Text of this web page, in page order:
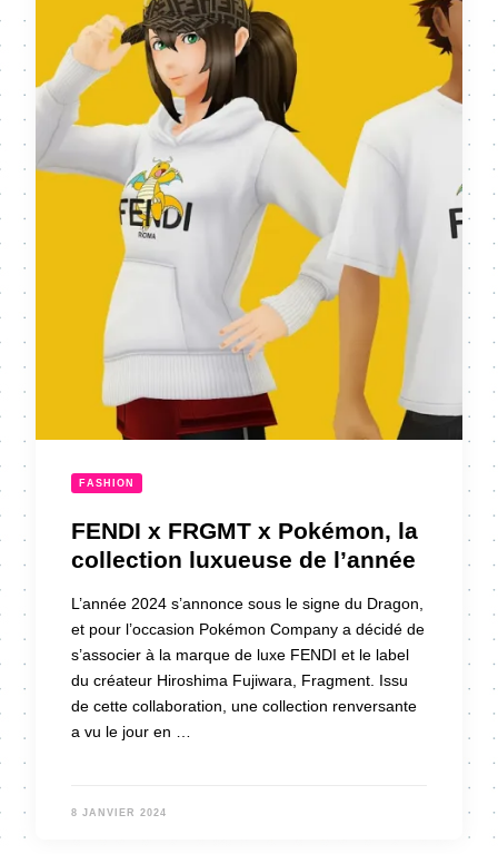
FASHION
FENDI x FRGMT x Pokémon, la
collection luxueuse de l’année
L’année 2024 s’annonce sous le signe du Dragon,
et pour l’occasion Pokémon Company a décidé de
s’associer à la marque de luxe FENDI et le label
du créateur Hiroshima Fujiwara, Fragment. Issu
de cette collaboration, une collection renversante
a vu le jour en …
8 JANVIER 2024